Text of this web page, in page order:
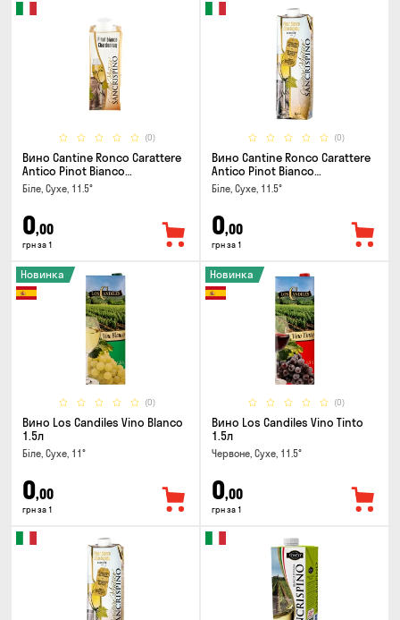
(0)
Вино Cantine Ronco Carattere
Antico Pinot Bianco
Chardonnay Rubicone IGT 0.25л
Біле, Сухе, 11.5°
0,00
грн за 1
(0)
Вино Cantine Ronco Carattere
Antico Pinot Bianco
Chardonnay Rubicone IGT 1л
Біле, Сухе, 11.5°
0,00
грн за 1
(0)
Новинка
Вино Los Candiles Vino Blanco
1.5л
Біле, Сухе, 11°
0,00
грн за 1
(0)
Новинка
Вино Los Candiles Vino Tinto
1.5л
Червоне, Сухе, 11.5°
0,00
грн за 1